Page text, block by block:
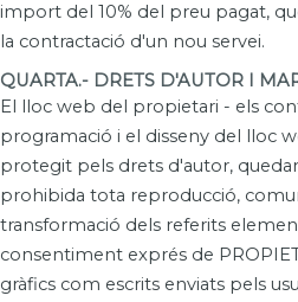
import del 10% del preu pagat,
la contractació d'un nou servei.
QUARTA.- DRETS D'AUTOR I
El lloc web del propietari - els
programació i el disseny del lloc
protegit pels drets d'autor,
prohibida tota reproducció,
transformació dels referits
consentiment exprés de
gràfics com escrits enviats pels